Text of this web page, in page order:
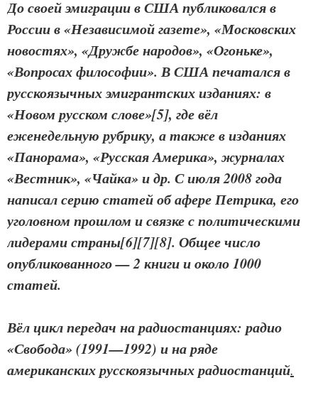
До своей эмиграции в США публиковался в
России в «Независимой газете», «Московских
новостях», «Дружбе народов», «Огоньке»,
«Вопросах философии». В США печатался в
русскоязычных эмигрантских изданиях: в
«Новом русском слове»[5], где вёл
еженедельную рубрику, а также в изданиях
«Панорама», «Русская Америка», журналах
«Вестник», «Чайка» и др. С июля 2008 года
написал серию статей об афере Петрика, его
уголовном прошлом и связке с политическими
лидерами страны[6][7][8]. Общее число
опубликованного — 2 книги и около 1000
статей.
Вёл цикл передач на радиостанциях: радио
«Свобода» (1991—1992) и на ряде
американских русскоязычных радиостанций.